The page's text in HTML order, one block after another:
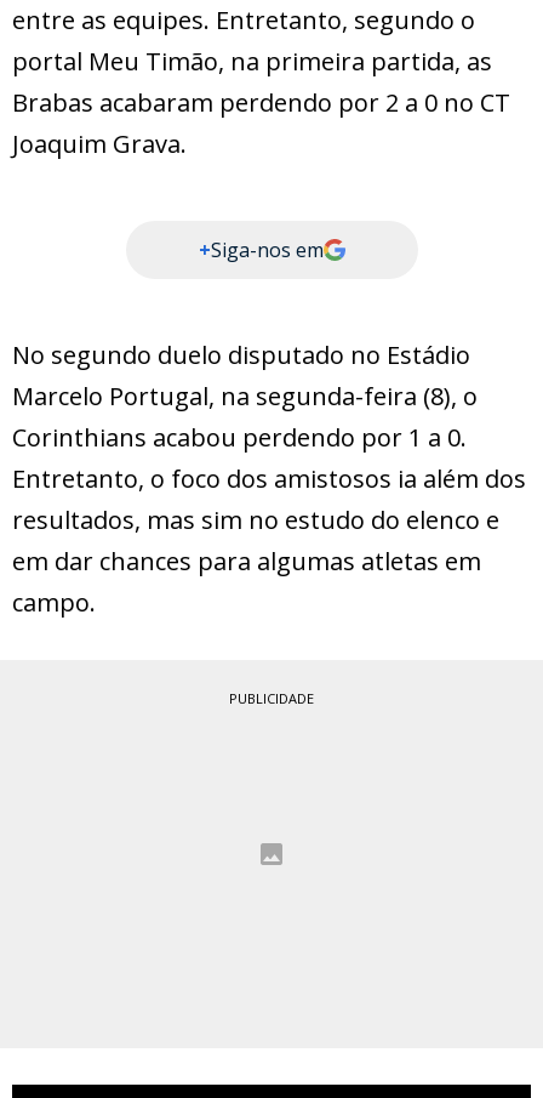
entre as equipes. Entretanto, segundo o
portal Meu Timão, na primeira partida, as
Brabas acabaram perdendo por 2 a 0 no CT
Joaquim Grava.
+Siga-nos em
No segundo duelo disputado no Estádio
Marcelo Portugal, na segunda-feira (8), o
Corinthians acabou perdendo por 1 a 0.
Entretanto, o foco dos amistosos ia além dos
resultados, mas sim no estudo do elenco e
em dar chances para algumas atletas em
campo.
PUBLICIDADE